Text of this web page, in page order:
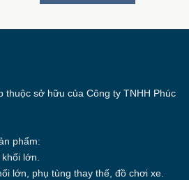
thuộc sở hữu của Công ty TNHH Phúc
phẩm:
lớn.
lớn, phụ tùng thay thế, đồ chơi xe.